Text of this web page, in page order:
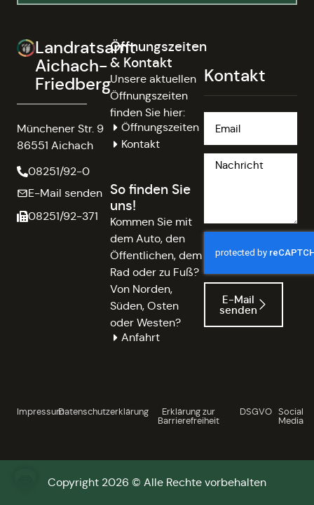
Landratsamt
Aichach-
Friedberg
Münchener Str. 9
86551 Aichach
08251/92-0
E-Mail senden
08251/92-371
Öffnungszeiten
& Kontakt
Unsere aktuellen
Öffnungszeiten
finden Sie hier:
Öffnungszeiten
Kontakt
So finden Sie
uns!
Kommen Sie mit
dem Auto, den
Öffentlichen, dem
Rad oder zu Fuß?
Von Norden,
Süden, Osten
oder Westen?
Anfahrt
Kontakt
E-Mail
senden
ImpressumDatenschutzerklärung Erklärung zur
Barrierefreiheit
DSGVO Social
Media
Copyright 2026 © Alle Rechte vorbehalten